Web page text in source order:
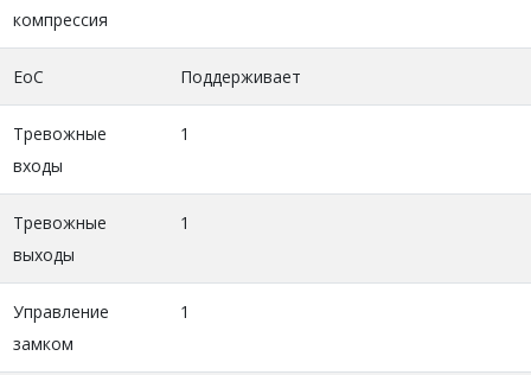
компрессия
EoC Поддерживает
Тревожные
входы
1
Тревожные
выходы
1
Управление
замком
1